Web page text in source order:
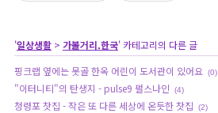
'일상생활 > 가볼거리.한국' 카테고리의 다른 글
핑크랩 옆에는 못골 한옥 어린이 도서관이 있어요 (0)
"이터니티"의 탄생지 - pulse9 펄스나인 (4)
청령포 찻집 - 작은 또 다른 세상에 온듯한 찻집 (2)